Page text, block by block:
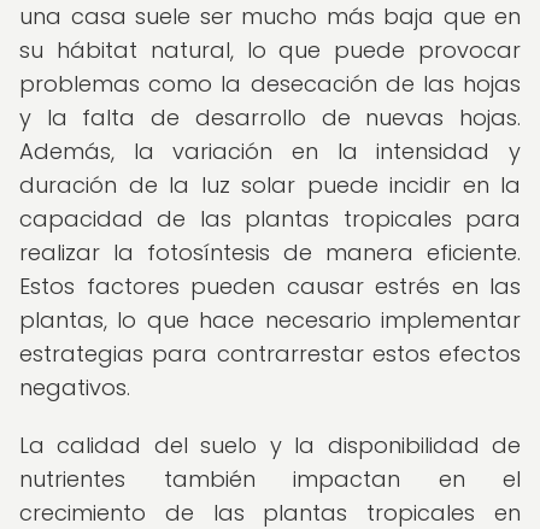
una casa suele ser mucho más baja que en
su hábitat natural, lo que puede provocar
problemas como la desecación de las hojas
y la falta de desarrollo de nuevas hojas.
Además, la variación en la intensidad y
duración de la luz solar puede incidir en la
capacidad de las plantas tropicales para
realizar la fotosíntesis de manera eficiente.
Estos factores pueden causar estrés en las
plantas, lo que hace necesario implementar
estrategias para contrarrestar estos efectos
negativos.
La calidad del suelo y la disponibilidad de
nutrientes también impactan en el
crecimiento de las plantas tropicales en